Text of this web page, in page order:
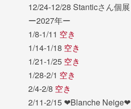
12/24-12/28 Stanticさん個展
ー2027年ー
1/8-1/11 空き
1/14-1/18 空き
1/21-1/25 空き
1/28-2/1 空き
2/4-2/8 空き
2/11-2/15 ❤︎Blanche Neige❤︎